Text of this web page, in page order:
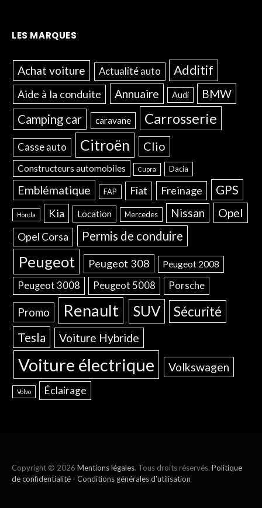
LES MARQUES
Achat voiture Actualité auto Additif
Aide à la conduite Annuaire Audi BMW
Camping car caravane Carrosserie
Casse auto Citroën Clio
Constructeurs automobiles Cupra Dacia
Emblématique FAP Fiat Freinage GPS
Honda Kia Location Mercedes Nissan Opel
Opel Corsa Permis de conduire
Peugeot Peugeot 308 Peugeot 2008
Peugeot 3008 Peugeot 5008 Porsche
Promo Renault SUV Sécurité
Tesla Voiture Hybride
Voiture électrique Volkswagen
Volvo Éclairage
Copyright © 2026 Mentions légales. Tous droits réservés. Politique
de confidentialité - Conditions générales d'utilisation